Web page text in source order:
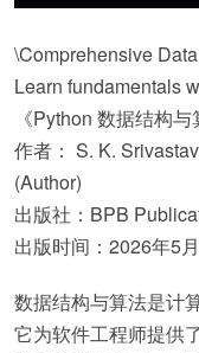
\Comprehensive
Learn fundamentals
《Python 数据结构与
作者： S. K.
(Author)
出版社：BPB
出版时间：2026年5
数据结构与算法是计
它为软件工程师提供